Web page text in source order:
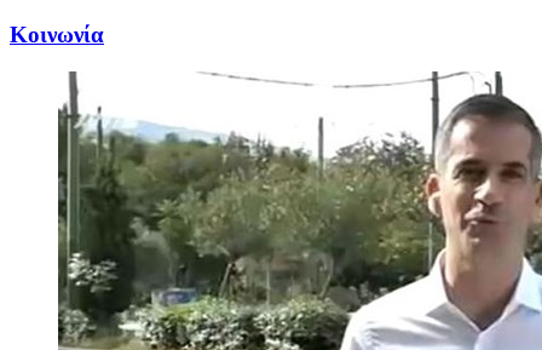
Κοινωνία